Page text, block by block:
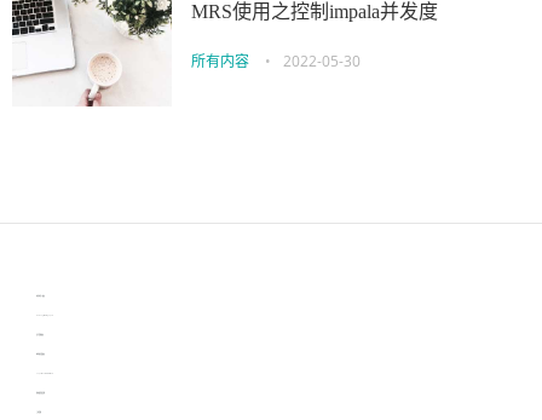
MRS使用之控制impala并发度
所有内容 • 2022-05-30